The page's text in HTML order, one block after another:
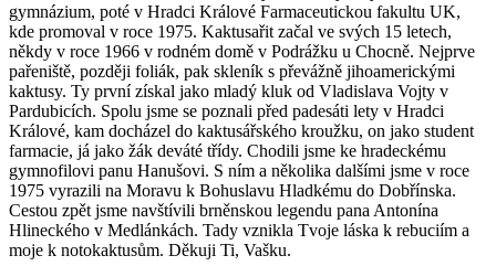
gymnázium, poté v Hradci Králové Farmaceutickou fakultu UK,
kde promoval v roce 1975. Kaktusařit začal ve svých 15 letech,
někdy v roce 1966 v rodném domě v Podrážku u Chocně. Nejprve
pařeniště, později foliák, pak skleník s převážně jihoamerickými
kaktusy. Ty první získal jako mladý kluk od Vladislava Vojty v
Pardubicích. Spolu jsme se poznali před padesáti lety v Hradci
Králové, kam docházel do kaktusářského kroužku, on jako student
farmacie, já jako žák deváté třídy. Chodili jsme ke hradeckému
gymnofilovi panu Hanušovi. S ním a několika dalšími jsme v roce
1975 vyrazili na Moravu k Bohuslavu Hladkému do Dobřínska.
Cestou zpět jsme navštívili brněnskou legendu pana Antonína
Hlineckého v Medlánkách. Tady vznikla Tvoje láska k rebuciím a
moje k notokaktusům. Děkuji Ti, Vašku.